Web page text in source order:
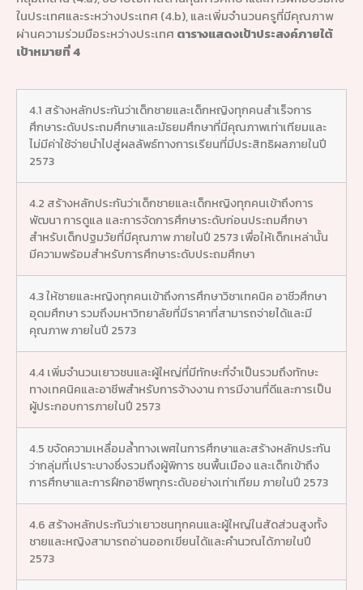
ในประเทศและระหว่างประเทศ (4.b), และเพิ่มจำนวนครูที่มีคุณภาพ
ผ่านความร่วมมือระหว่างประเทศ ตารางแสดงเป้าประสงค์ภายใต้
เป้าหมายที่ 4
4.1 สร้างหลักประกันว่าเด็กชายและเด็กหญิงทุกคนสำเร็จการ
ศึกษาระดับประถมศึกษาและมัธยมศึกษาที่มีคุณภาพเท่าเทียมและ
ไม่มีค่าใช้จ่ายนำไปสู่ผลลัพธ์ทางการเรียนที่มีประสิทธิผลภายในปี
2573
4.2 สร้างหลักประกันว่าเด็กชายและเด็กหญิงทุกคนเข้าถึงการ
พัฒนา การดูแล และการจัดการศึกษาระดับก่อนประถมศึกษา
สำหรับเด็กปฐมวัยที่มีคุณภาพ ภายในปี 2573 เพื่อให้เด็กเหล่านั้น
มีความพร้อมสำหรับการศึกษาระดับประถมศึกษา
4.3 ให้ชายและหญิงทุกคนเข้าถึงการศึกษาวิชาเทคนิค อาชีวศึกษา
อุดมศึกษา รวมถึงมหาวิทยาลัยที่มีราคาที่สามารถจ่ายได้และมี
คุณภาพ ภายในปี 2573
4.4 เพิ่มจำนวนเยาวชนและผู้ใหญ่ที่มีทักษะที่จำเป็นรวมถึงทักษะ
ทางเทคนิคและอาชีพสำหรับการจ้างงาน การมีงานที่ดีและการเป็น
ผู้ประกอบการภายในปี 2573
4.5 ขจัดความเหลื่อมล้ำทางเพศในการศึกษาและสร้างหลักประกัน
ว่ากลุ่มที่เปราะบางซึ่งรวมถึงผู้พิการ ชนพื้นเมือง และเด็กเข้าถึง
การศึกษาและการฝึกอาชีพทุกระดับอย่างเท่าเทียม ภายในปี 2573
4.6 สร้างหลักประกันว่าเยาวชนทุกคนและผู้ใหญ่ในสัดส่วนสูงทั้ง
ชายและหญิงสามารถอ่านออกเขียนได้และคำนวณได้ภายในปี
2573